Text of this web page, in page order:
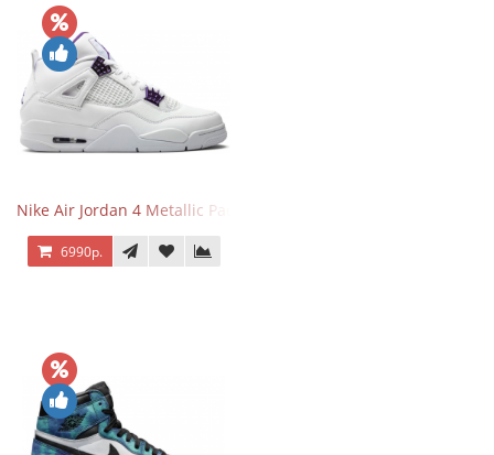
Nike Air Jordan 4 Metallic Pack Purple
6990р.